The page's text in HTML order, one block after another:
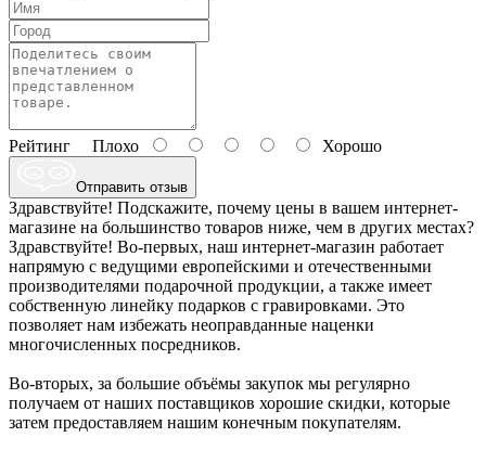
Рейтинг Плохо Хорошо
Отправить отзыв
Здравствуйте! Подскажите, почему цены в вашем интернет-
магазине на большинство товаров ниже, чем в других местах?
Здравствуйте! Во-первых, наш интернет-магазин работает
напрямую с ведущими европейскими и отечественными
производителями подарочной продукции, а также имеет
собственную линейку подарков с гравировками. Это
позволяет нам избежать неоправданные наценки
многочисленных посредников.
Во-вторых, за большие объёмы закупок мы регулярно
получаем от наших поставщиков хорошие скидки, которые
затем предоставляем нашим конечным покупателям.